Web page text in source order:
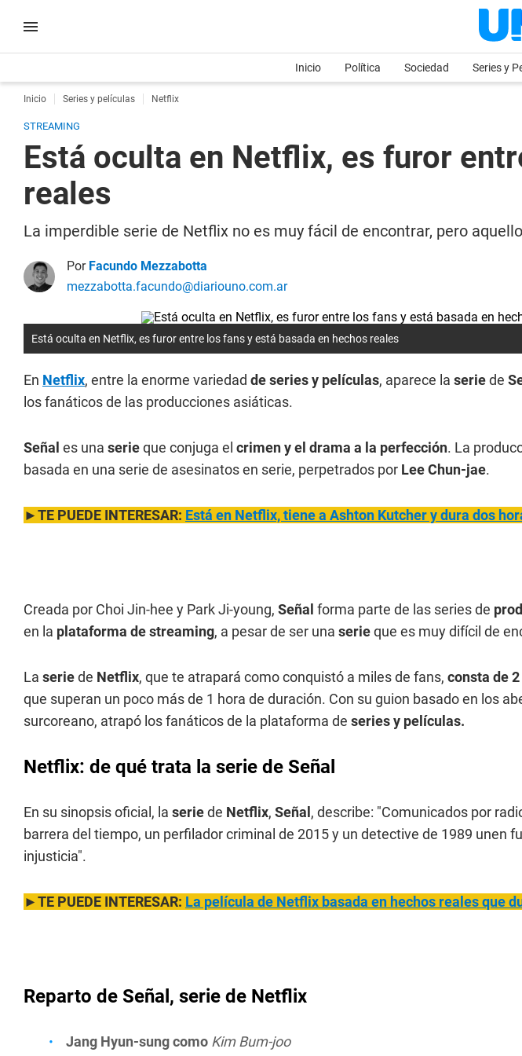
Inicio Política Sociedad Series y
Inicio Series y películas Netflix
STREAMING
Está oculta en Netflix, es furor
reales
La imperdible serie de Netflix no es muy fácil de encontrar, pero
Por Facundo Mezzabotta
mezzabotta.facundo@diariouno.com.ar
Está oculta en Netflix, es furor entre los fans y está basada en hechos reales
En Netflix, entre la enorme variedad de series y películas, aparece la seriede
los fanáticos de las producciones asiáticas.
Señal es una serieque conjuga el crimen y el drama a la perfección. La
basada en una serie de asesinatos en serie, perpetrados por Lee Chun-jae.
►TE PUEDE INTERESAR: Está en Netflix, tiene a Ashton Kutcher y dura dos
Creada por Choi Jin-hee y Park Ji-young, Señal forma parte de las series de
en la plataforma de streaming, a pesar de ser una serieque es muy difícil de
La seriede Netflix, que te atrapará como conquistó a miles de fans, consta de
que superan un poco más de 1 hora de duración. Con su guion basado en los
surcoreano, atrapó los fanáticos de la plataforma de series y películas.
Netflix: de qué trata la serie de Señal
En su sinopsis oficial, la seriede Netflix, Señal , describe: "Comunicados por
barrera del tiempo, un perfilador criminal de 2015 y un detective de 1989 unen
injusticia".
►TE PUEDE INTERESAR: La película de Netflix basada en hechos reales que
Reparto de Señal, serie de Netflix
Jang Hyun-sung como Kim Bum-joo